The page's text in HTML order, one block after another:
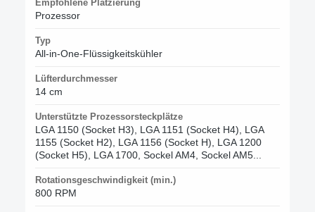
Empfohlene Platzierung
Prozessor
Typ
All-in-One-Flüssigkeitskühler
Lüfterdurchmesser
14 cm
Unterstützte Prozessorsteckplätze
LGA 1150 (Socket H3), LGA 1151 (Socket H4), LGA
1155 (Socket H2), LGA 1156 (Socket H), LGA 1200
(Socket H5), LGA 1700, Sockel AM4, Sockel AM5...
Rotationsgeschwindigkeit (min.)
800 RPM